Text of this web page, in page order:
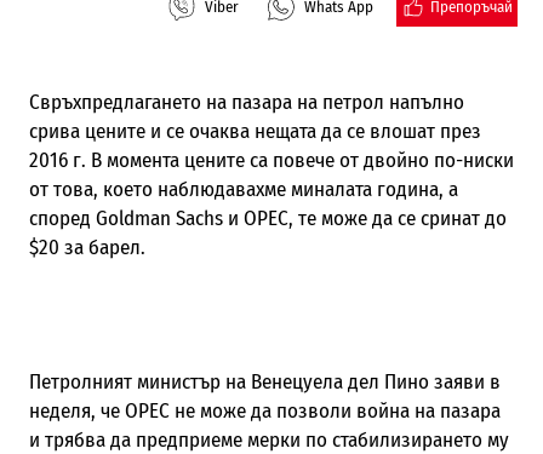
Viber Whats App Препоръчай
Свръхпредлагането на пазара на петрол напълно
срива цените и се очаква нещата да се влошат през
2016 г. В момента цените са повече от двойно по-ниски
от това, което наблюдавахме миналата година, а
според Goldman Sachs и OPEC, те може да се сринат до
$20 за барел.
Петролният министър на Венецуела дел Пино заяви в
неделя, чеOPEC не може да позволи война на пазара
и трябва да предприеме мерки по стабилизирането му